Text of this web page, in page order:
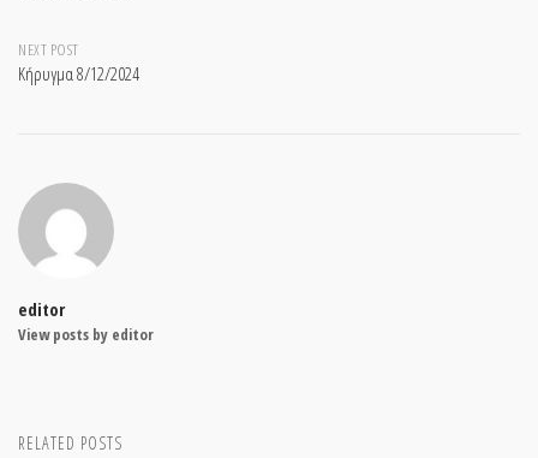
NEXT POST
Κήρυγμα 8/12/2024
editor
View posts by editor
RELATED POSTS